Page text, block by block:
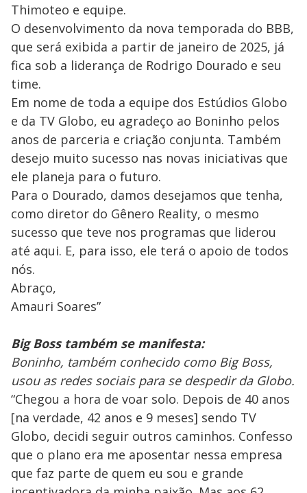
Thimoteo e equipe.
O desenvolvimento da nova temporada do BBB,
que será exibida a partir de janeiro de 2025, já
fica sob a liderança de Rodrigo Dourado e seu
time.
Em nome de toda a equipe dos Estúdios Globo
e da TV Globo, eu agradeço ao Boninho pelos
anos de parceria e criação conjunta. Também
desejo muito sucesso nas novas iniciativas que
ele planeja para o futuro.
Para o Dourado, damos desejamos que tenha,
como diretor do Gênero Reality, o mesmo
sucesso que teve nos programas que liderou
até aqui. E, para isso, ele terá o apoio de todos
nós.
Abraço,
Amauri Soares”
Big Boss também se manifesta:
Boninho, também conhecido como Big Boss,
usou as redes sociais para se despedir da Globo.
“Chegou a hora de voar solo. Depois de 40 anos
[na verdade, 42 anos e 9 meses] sendo TV
Globo, decidi seguir outros caminhos. Confesso
que o plano era me aposentar nessa empresa
que faz parte de quem eu sou e grande